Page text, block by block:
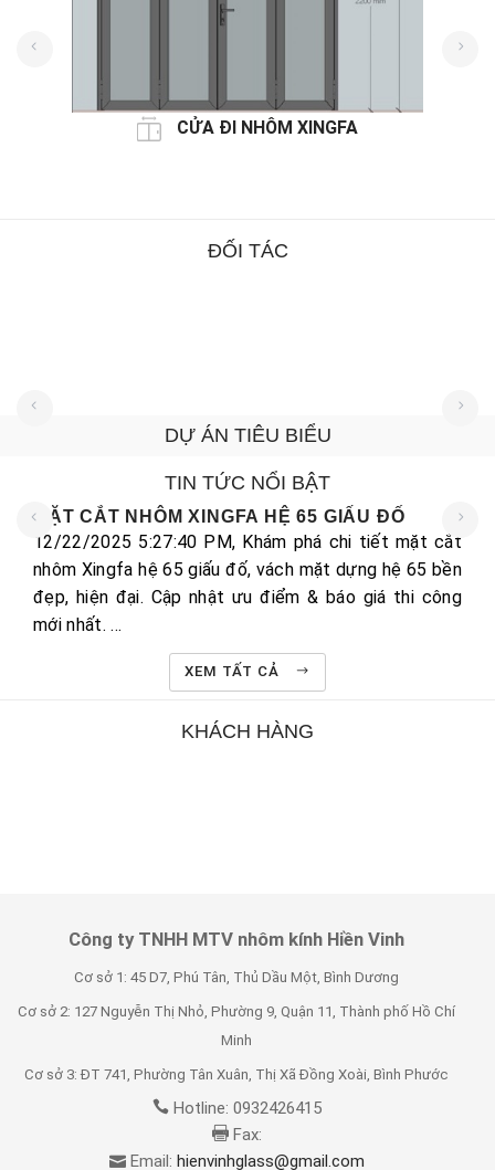
CỬA ĐI NHÔM XINGFA
ĐỐI TÁC
DỰ ÁN TIÊU BIỂU
Chủ đầu tư:
TIN TỨC NỔI BẬT
MẶT CẮT NHÔM XINGFA HỆ 65 GIẤU ĐỐ
12/22/2025 5:27:40 PM, Khám phá chi tiết mặt cắt
nhôm Xingfa hệ 65 giấu đố, vách mặt dựng hệ 65 bền
đẹp, hiện đại. Cập nhật ưu điểm & báo giá thi công
mới nhất. ...
XEM TẤT CẢ
KHÁCH HÀNG
Công ty TNHH MTV nhôm kính Hiền Vinh
Cơ sở 1: 45 D7, Phú Tân, Thủ Dầu Một, Bình Dương
Cơ sở 2: 127 Nguyễn Thị Nhỏ, Phường 9, Quận 11, Thành phố Hồ Chí
Minh
Cơ sở 3: ĐT 741, Phường Tân Xuân, Thị Xã Đồng Xoài, Bình Phước
Hotline: 0932426415
Fax:
Email: hienvinhglass@gmail.com